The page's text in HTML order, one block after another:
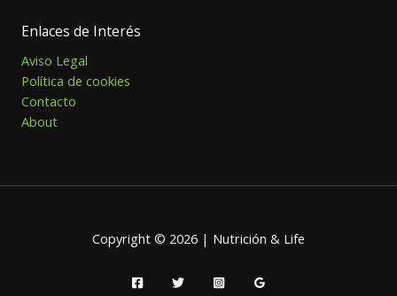
Enlaces de Interés
Aviso Legal
Política de cookies
Contacto
About
Copyright © 2026 | Nutrición & Life